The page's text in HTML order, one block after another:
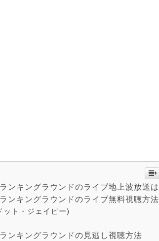
ンキングラウンドのライブ地上波放送は
ンキングラウンドのライブ無料視聴方法
ト・ジェイピー)
ンキングラウンドの見逃し視聴方法